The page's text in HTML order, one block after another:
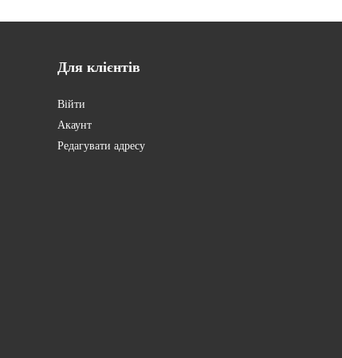
Для клієнтів
Війти
Акаунт
Редагувати адресу